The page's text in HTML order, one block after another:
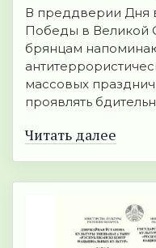
В преддверии Дня
Победы в Великой
брянцам
массовых
проявлять
Читать далее